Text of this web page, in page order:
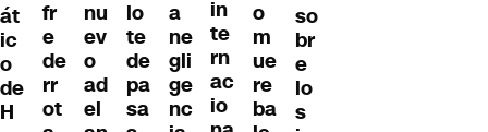
át
ic
o
de
H
fr
e
de
rr
ot
nu
ev
o
ad
el
lo
te
de
pa
sa
a
ne
gli
ge
nc
in
te
rn
ac
io
o
m
ue
re
ba
so
br
e
lo
s